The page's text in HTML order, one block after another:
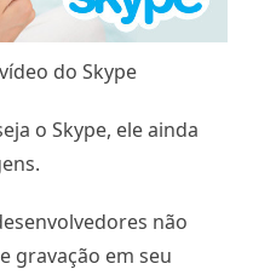
do Skype
o Skype, ele ainda
não
gravação em seu